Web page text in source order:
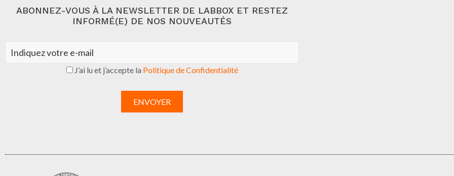
ABONNEZ-VOUS À LA NEWSLETTER DE LABBOX ET RESTEZ
INFORMÉ(E) DE NOS NOUVEAUTÉS
J’ai lu et j’accepte la Politique de Confidentialité